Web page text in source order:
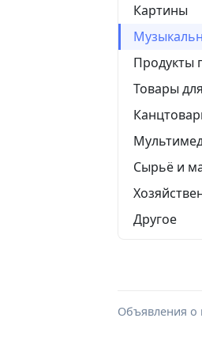
Картины
Продукты
Товары
Сырьё и
Другое
Объявления о